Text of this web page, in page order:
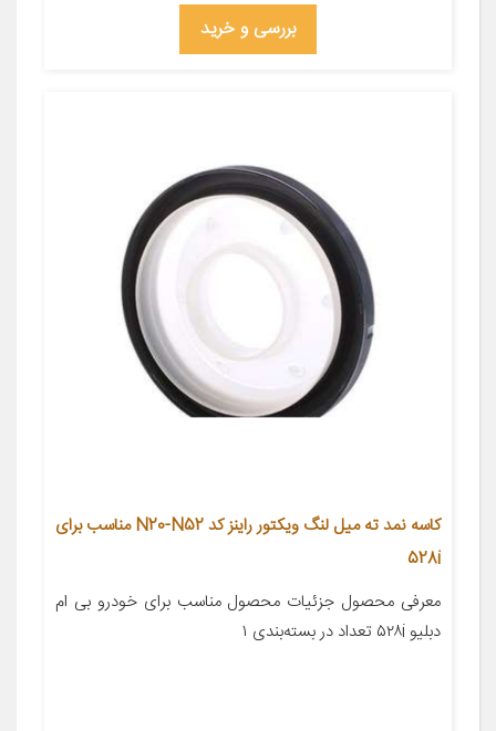
بررسی و خرید
کاسه نمد ته میل لنگ ویکتور راینز کد N20-N52 مناسب برای
528i
معرفی محصول جزئیات محصول مناسب برای خودرو بی ام
دبلیو ۵۲۸i تعداد در بسته‌بندی ۱